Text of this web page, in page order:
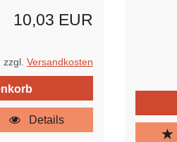
10,03 EUR
Versandkosten
Details